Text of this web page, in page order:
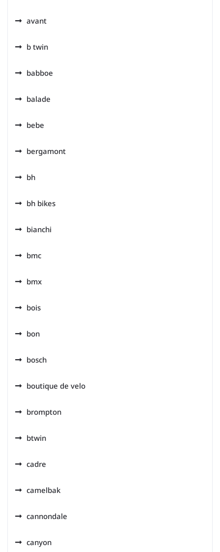
avant
b twin
babboe
balade
bebe
bergamont
bh
bh bikes
bianchi
bmc
bmx
bois
bon
bosch
boutique de velo
brompton
btwin
cadre
camelbak
cannondale
canyon